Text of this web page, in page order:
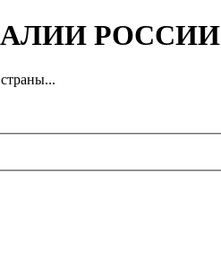
РОССИИ